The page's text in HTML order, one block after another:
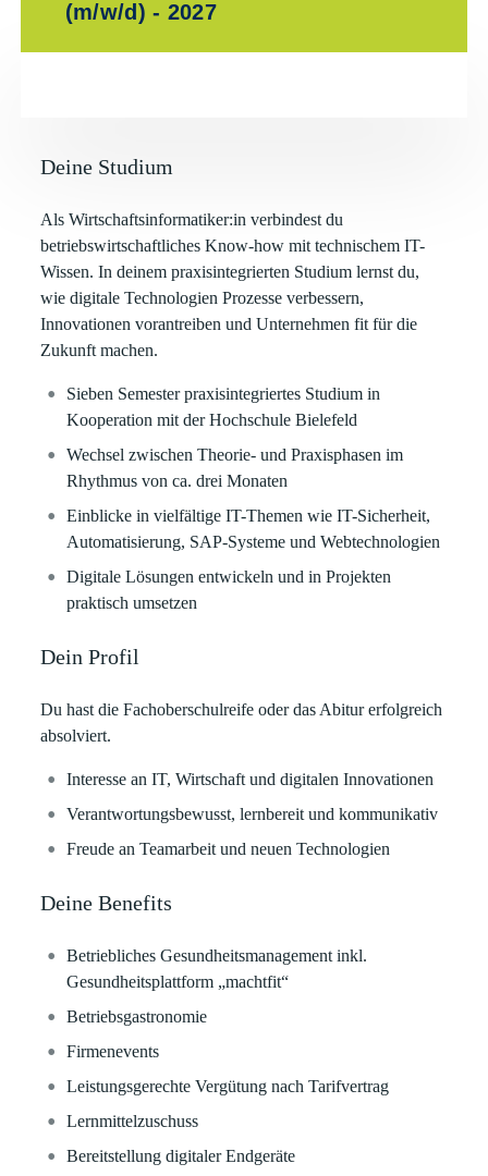
(m/w/d) - 2027
Deine Studium
Als Wirtschaftsinformatiker:in verbindest du
betriebswirtschaftliches Know-how mit technischem IT-
Wissen. In deinem praxisintegrierten Studium lernst du,
wie digitale Technologien Prozesse verbessern,
Innovationen vorantreiben und Unternehmen fit für die
Zukunft machen.
Sieben Semester praxisintegriertes Studium in
Kooperation mit der Hochschule Bielefeld
Wechsel zwischen Theorie- und Praxisphasen im
Rhythmus von ca. drei Monaten
Einblicke in vielfältige IT-Themen wie IT-Sicherheit,
Automatisierung, SAP-Systeme und Webtechnologien
Digitale Lösungen entwickeln und in Projekten
praktisch umsetzen
Dein Profil
Du hast die Fachoberschulreife oder das Abitur erfolgreich
absolviert.
Interesse an IT, Wirtschaft und digitalen Innovationen
Verantwortungsbewusst, lernbereit und kommunikativ
Freude an Teamarbeit und neuen Technologien
Deine Benefits
Betriebliches Gesundheitsmanagement inkl.
Gesundheitsplattform „machtfit“
Betriebsgastronomie
Firmenevents
Leistungsgerechte Vergütung nach Tarifvertrag
Lernmittelzuschuss
Bereitstellung digitaler Endgeräte